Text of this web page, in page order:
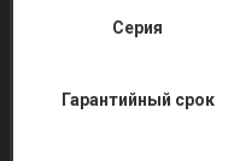
Серия
Гарантийный срок